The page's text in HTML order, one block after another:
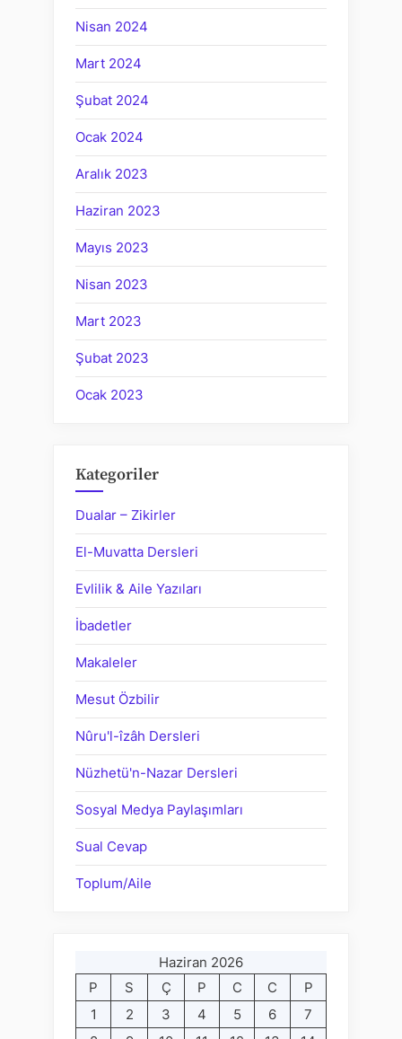
Nisan 2024
Mart 2024
Şubat 2024
Ocak 2024
Aralık 2023
Haziran 2023
Mayıs 2023
Nisan 2023
Mart 2023
Şubat 2023
Ocak 2023
Kategoriler
Dualar – Zikirler
El-Muvatta Dersleri
Evlilik & Aile Yazıları
İbadetler
Makaleler
Mesut Özbilir
Nûru'l-îzâh Dersleri
Nüzhetü'n-Nazar Dersleri
Sosyal Medya Paylaşımları
Sual Cevap
Toplum/Aile
Haziran 2026
P
S Ç P C C
P
1
2 3 4 5 6
7